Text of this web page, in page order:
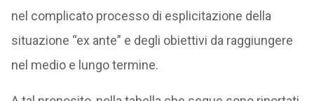
nel complicato processo di esplicitazione della
situazione “ex ante” e degli obiettivi da raggiungere
nel medio e lungo termine.